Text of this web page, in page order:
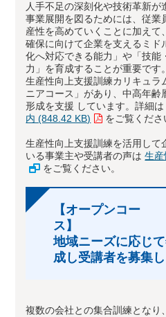
人手不足の深刻化や技術革新
事業展開を図るためには、従業
産性を高めていくことに加えて
確保に向けて企業を支えるミド
化へ対応できる能力」や「技能
力」を育成することが重要です
生産性向上支援訓練カリキュラ
ニアコース」があり、中高年齢
形成を支援 しています。詳細は
内 (848.42 KB)
をご覧くださ
生産性向上支援訓練を活用して
いる事業主や受講者の声は 生
をご覧ください。
【オープンコー
地域ニーズに応じ
成し受講者を募集
複数の会社との集合訓練となり